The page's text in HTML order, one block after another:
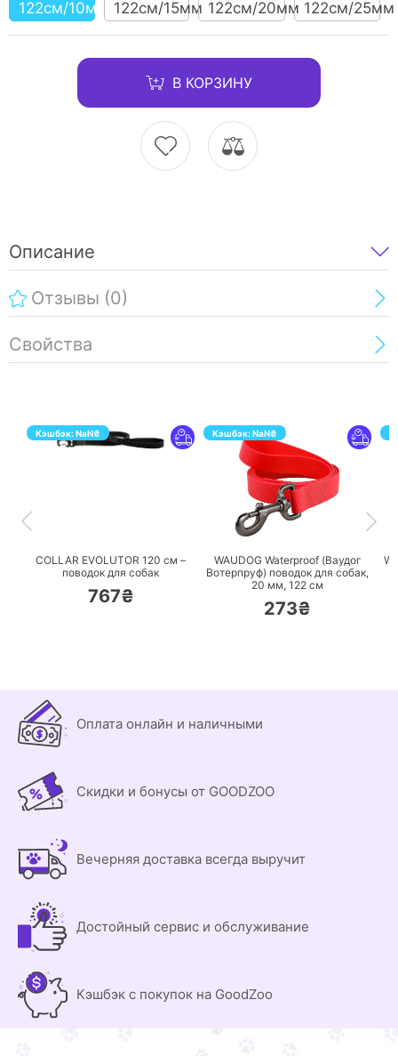
122см/10мм
122см/15мм 122см/20мм 122см/25мм
В КОРЗИНУ
Описание
Отзывы (0)
Свойства
Кэшбэк:NaN₴
COLLAR EVOLUTOR 120 см –
поводок для собак
767₴
Кэшбэк:NaN₴
ПЕРЕЙТИ
WAUDOG Waterproof (Ваудог
Вотерпруф) поводок для собак,
20 мм, 122 см
273₴
Оплата онлайн и наличными
Скидки и бонусы от GOODZOO
Вечерняя доставка всегда выручит
Достойный сервис и обслуживание
Кэшбэк с покупок на GoodZoo